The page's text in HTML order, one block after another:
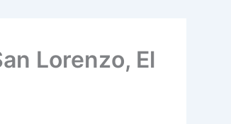
Lorenzo, El